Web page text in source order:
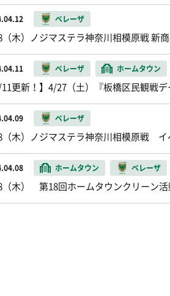
ベレーザ
木）ノジマステラ神奈川相模原戦 新
ベレーザ ホームタウン
11更新！】4/27（土）『板橋区民観戦
ベレーザ
木）ノジマステラ神奈川相模原戦 イ
ホームタウン ベレーザ
木） 第18回ホームタウンクリーン活